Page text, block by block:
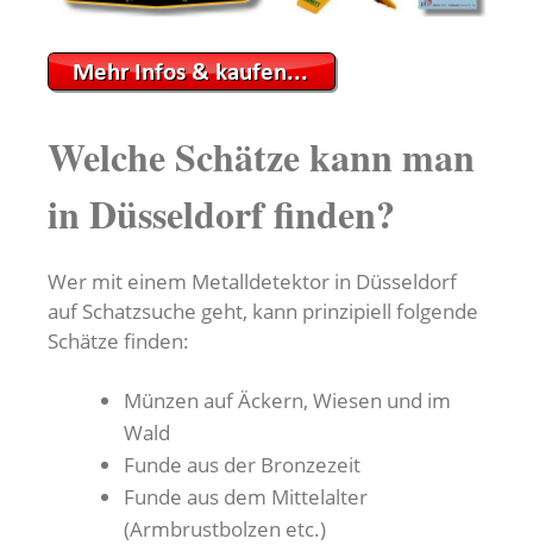
Welche Schätze kann man
in Düsseldorf finden?
Wer mit einem Metalldetektor in Düsseldorf
auf Schatzsuche geht, kann prinzipiell folgende
Schätze finden:
Münzen auf Äckern, Wiesen und im
Wald
Funde aus der Bronzezeit
Funde aus dem Mittelalter
(Armbrustbolzen etc.)